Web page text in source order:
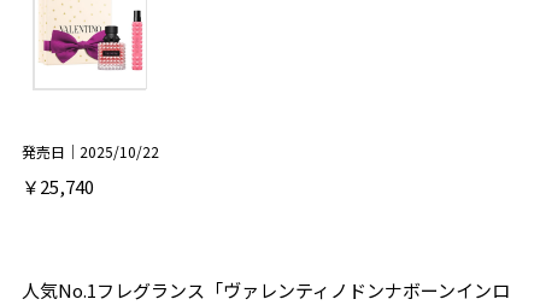
発売日｜2025/10/22
￥25,740
人気No.1フレグランス「ヴァレンティノドンナボーンインロ